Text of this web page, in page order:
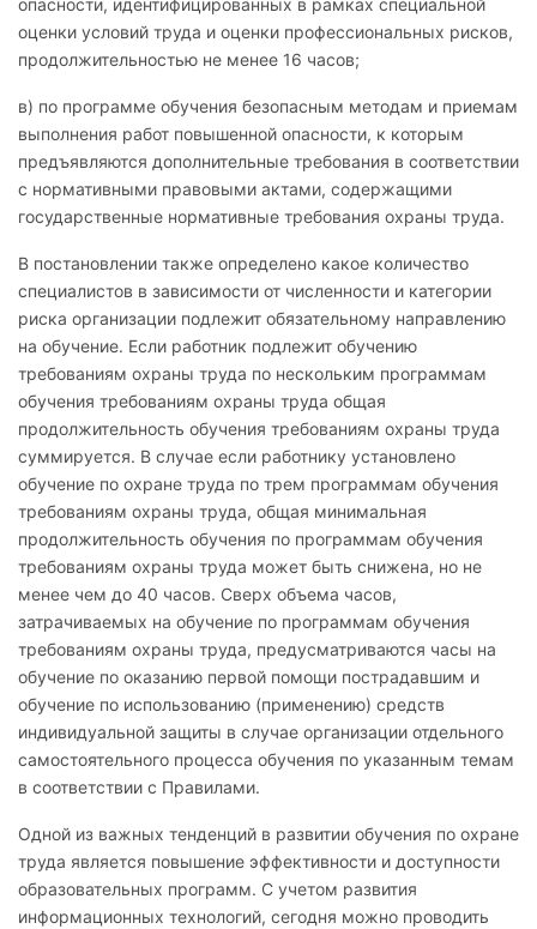
опасности, идентифицированных в рамках специальной
оценки условий труда и оценки профессиональных рисков,
продолжительностью не менее 16 часов;
в) по программе обучения безопасным методам и приемам
выполнения работ повышенной опасности, к которым
предъявляются дополнительные требования в соответствии
с нормативными правовыми актами, содержащими
государственные нормативные требования охраны труда.
В постановлении также определено какое количество
специалистов в зависимости от численности и категории
риска организации подлежит обязательному направлению
на обучение. Если работник подлежит обучению
требованиям охраны труда по нескольким программам
обучения требованиям охраны труда общая
продолжительность обучения требованиям охраны труда
суммируется. В случае если работнику установлено
обучение по охране труда по трем программам обучения
требованиям охраны труда, общая минимальная
продолжительность обучения по программам обучения
требованиям охраны труда может быть снижена, но не
менее чем до 40 часов. Сверх объема часов,
затрачиваемых на обучение по программам обучения
требованиям охраны труда, предусматриваются часы на
обучение по оказанию первой помощи пострадавшим и
обучение по использованию (применению) средств
индивидуальной защиты в случае организации отдельного
самостоятельного процесса обучения по указанным темам
в соответствии с Правилами.
Одной из важных тенденций в развитии обучения по охране
труда является повышение эффективности и доступности
образовательных программ. С учетом развития
информационных технологий, сегодня можно проводить